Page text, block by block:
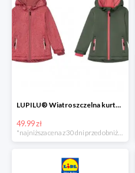
LUPILU® Wiatroszczelna kurtka dziecięca softshell, 1 sztuka
49.99 zł